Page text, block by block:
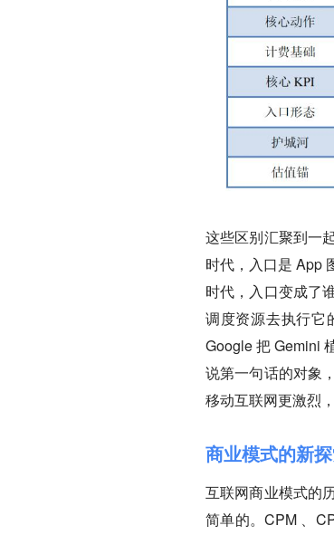
这些区别汇聚到一
时代，入口是 App
时代，入口变成了
调度资源去执行它
Google 把 Gemini
说第一句话的对象
移动互联网更激烈
商业模式的新
互联网商业模式的
简单的。CPM 、